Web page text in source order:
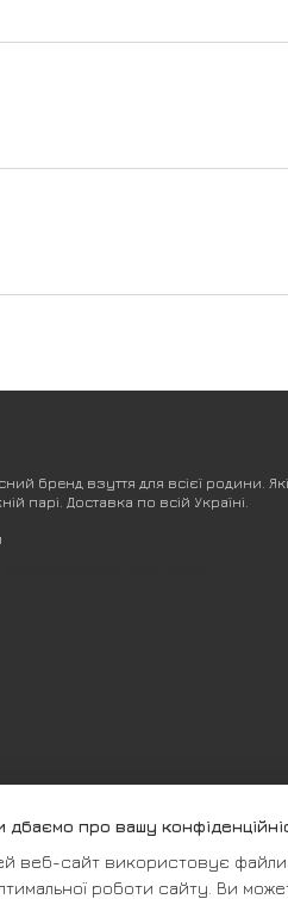
бренд взуття для всієї родини.
парі. Доставка по всій Україні.
дбаємо про вашу
веб-сайт використовує файли
роботи сайту. Ви